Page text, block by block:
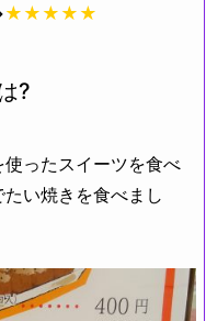
★★★★★
?
ったスイーツを食べ
い焼きを食べまし